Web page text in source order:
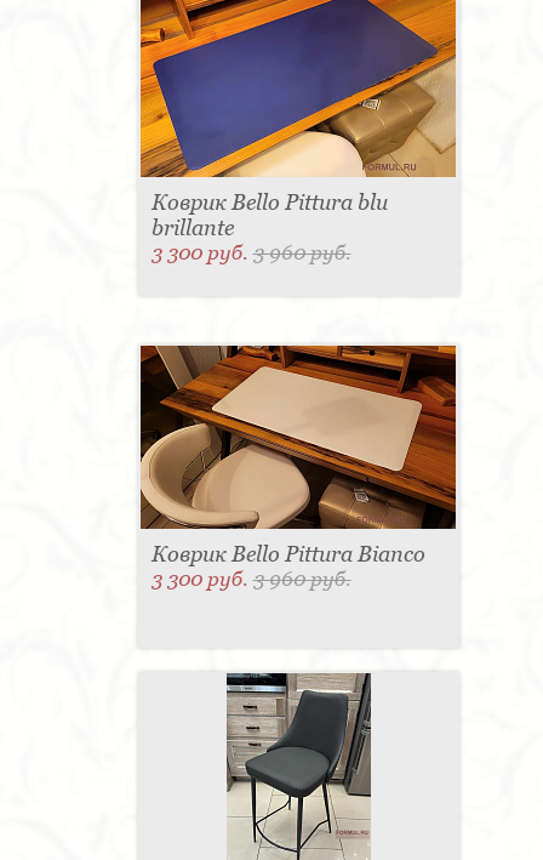
Коврик Bello Pittura blu
brillante
3 300 руб.3 960 руб.
Коврик Bello Pittura Bianco
3 300 руб.3 960 руб.